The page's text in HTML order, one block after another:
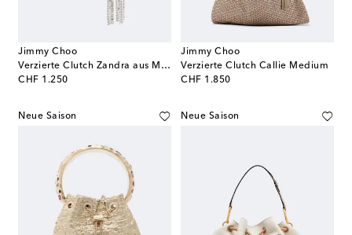
Jimmy Choo
Verzierte Clutch Zandra aus Metallic-Leder
CHF 1.250
original price
Jimmy Choo
Verzierte Clutch Callie Medium
CHF 1.850
original price
Neue Saison Neue Saison